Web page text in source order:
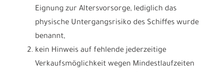
Eignung zur Altersvorsorge, lediglich das
physische Untergangsrisiko des Schiffes wurde
benannt,
kein Hinweis auf fehlende jederzeitige
Verkaufsmöglichkeit wegen Mindestlaufzeiten